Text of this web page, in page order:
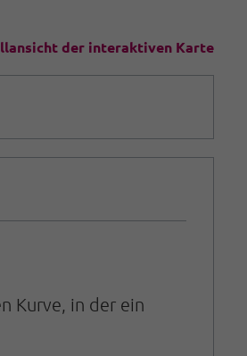
der interaktiven Karte
Kurve, in der ein